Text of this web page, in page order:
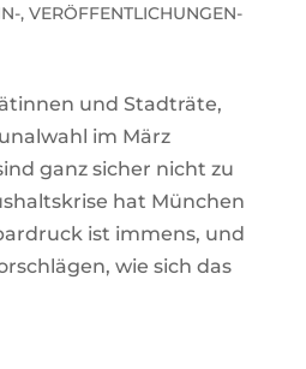
, VERÖFFENTLICHUNGEN-
und Stadträte,
im März
ganz sicher nicht zu
hat München
ist immens, und
wie sich das